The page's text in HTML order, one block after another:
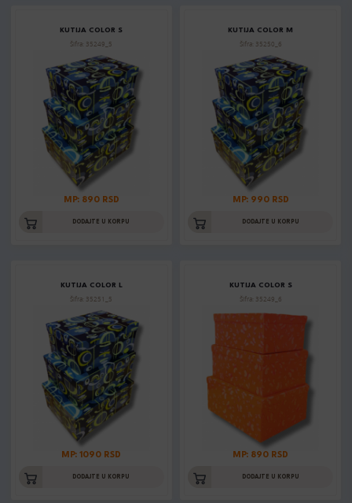
KUTIJA COLOR S
Šifra: 35249_5
MP: 890 RSD
DODAJTE U KORPU
KUTIJA COLOR M
Šifra: 35250_6
MP: 990 RSD
DODAJTE U KORPU
KUTIJA COLOR L
Šifra: 35251_5
MP: 1090 RSD
DODAJTE U KORPU
KUTIJA COLOR S
Šifra: 35249_6
MP: 890 RSD
DODAJTE U KORPU